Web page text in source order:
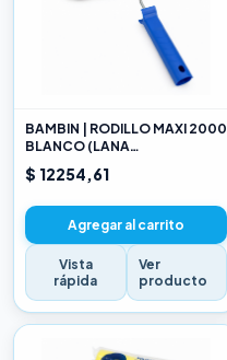
BAMBIN | RODILLO MAXI 2000
BLANCO (LANA
SELECCIONADA) 22CM
$ 12254,61
Agregar al carrito
Vista
rápida
Ver
producto